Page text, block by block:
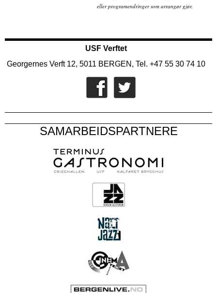
eller programendringer som arrangør gjør.
USF Verftet
Georgernes Verft 12, 5011 BERGEN, Tel. +47 55 30 74 10
SAMARBEIDSPARTNERE